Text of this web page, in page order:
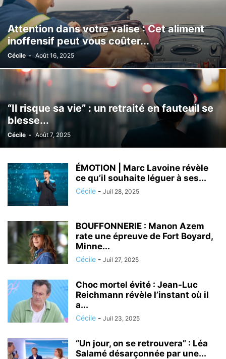
Attention dans votre valise : Cet aliment
inoffensif peut vous coûter...
Cécile - Août 16, 2025
“Il risque sa vie” : un retraité en fauteuil se
blesse...
Cécile - Août 7, 2025
ÉMOTION | Marc Lavoine révèle
ce qu’il souhaite léguer à ses...
Cécile - Juil 28, 2025
BOUFFONNERIE : Manon Azem
rate une épreuve de Fort Boyard,
Minne...
Cécile - Juil 27, 2025
Choc mortel évité : Jean-Luc
Reichmann révèle l’instant où il
a...
Cécile - Juil 23, 2025
“Un jour, on se retrouvera” : Léa
Salamé désarçonnée par une...